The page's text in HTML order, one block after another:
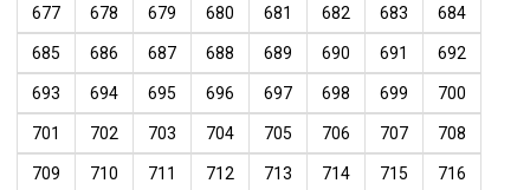
677 678 679 680 681 682 683 684
685 686 687 688 689 690 691 692
693 694 695 696 697 698 699 700
701 702 703 704 705 706 707 708
709 710 711 712 713 714 715 716